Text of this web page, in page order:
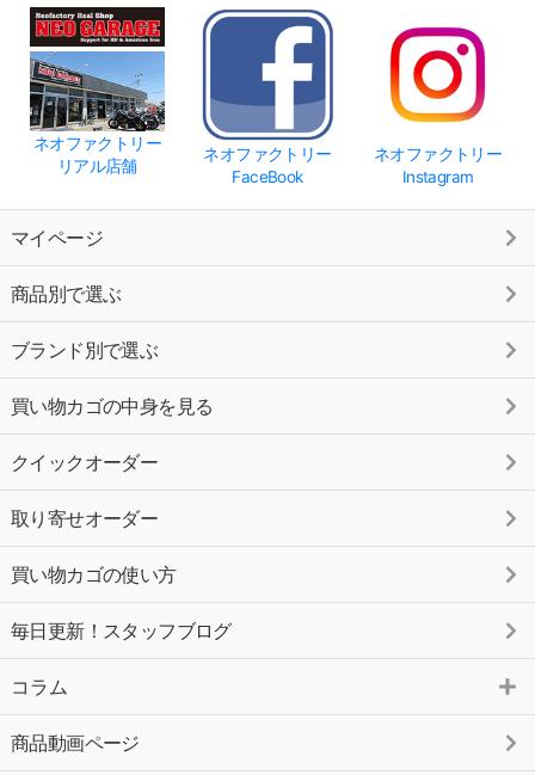
ネオファクトリー
リアル店舗
ネオファクトリー
FaceBook
ネオファクトリー
Instagram
マイページ
商品別で選ぶ
ブランド別で選ぶ
買い物カゴの中身を見る
クイックオーダー
取り寄せオーダー
買い物カゴの使い方
毎日更新！スタッフブログ
コラム
商品動画ページ